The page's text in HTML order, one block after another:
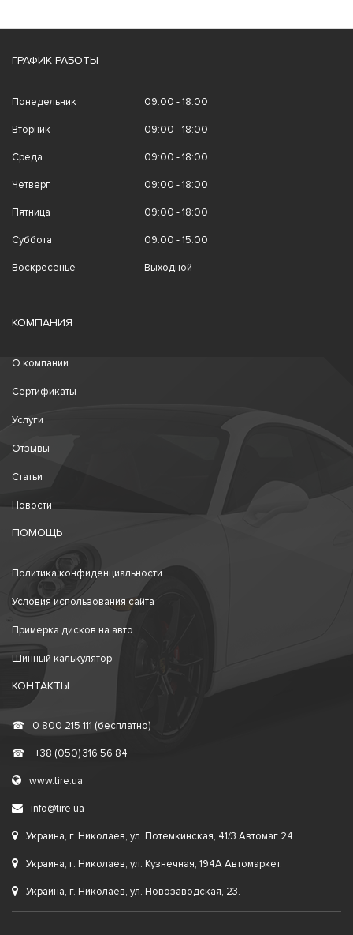
ГРАФИК РАБОТЫ
Понедельник 09:00 - 18:00
Вторник 09:00 - 18:00
Среда 09:00 - 18:00
Четверг 09:00 - 18:00
Пятница 09:00 - 18:00
Суббота 09:00 - 15:00
Воскресенье Выходной
КОМПАНИЯ
О компании
Сертификаты
Услуги
Отзывы
Статьи
Новости
ПОМОЩЬ
Политика конфиденциальности
Условия использования сайта
Примерка дисков на авто
Шинный калькулятор
КОНТАКТЫ
☎ 0 800 215 111 (бесплатно)
☎ +38 (050) 316 56 84
www.tire.ua
info@tire.ua
Украина, г. Николаев, ул. Потемкинская, 41/3 Автомаг 24.
Украина, г. Николаев, ул. Кузнечная, 194А Автомаркет.
Украина, г. Николаев, ул. Новозаводская, 23.